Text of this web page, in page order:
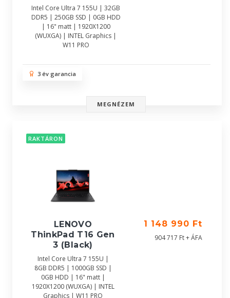
Intel Core Ultra 7 155U | 32GB
DDR5 | 250GB SSD | 0GB HDD
| 16" matt | 1920X1200
(WUXGA) | INTEL Graphics |
W11 PRO
3 év garancia
MEGNÉZEM
RAKTÁRON
LENOVO
ThinkPad T16 Gen
3 (Black)
Intel Core Ultra 7 155U |
8GB DDR5 | 1000GB SSD |
0GB HDD | 16" matt |
1920X1200 (WUXGA) | INTEL
Graphics | W11 PRO
1 148 990 Ft
904 717 Ft + ÁFA